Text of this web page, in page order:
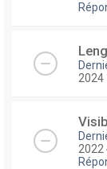
2024
2022